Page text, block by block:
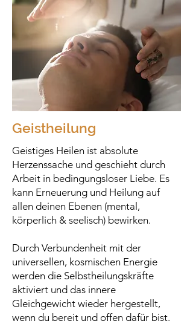
Geistheilung
Geistiges Heilen ist absolute
Herzenssache und geschieht durch
Arbeit in bedingungsloser Liebe. Es
kann Erneuerung und Heilung auf
allen deinen Ebenen (mental,
körperlich & seelisch) bewirken.
Durch Verbundenheit mit der
universellen, kosmischen Energie
werden die Selbstheilungskräfte
aktiviert und das innere
Gleichgewicht wieder hergestellt,
wenn du bereit und offen dafür bist.